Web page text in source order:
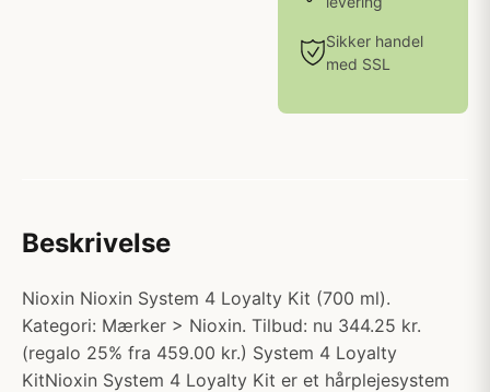
Sikker handel
med SSL
Beskrivelse
Nioxin Nioxin System 4 Loyalty Kit (700 ml).
Kategori: Mærker > Nioxin. Tilbud: nu 344.25 kr.
(regalo 25% fra 459.00 kr.) System 4 Loyalty
KitNioxin System 4 Loyalty Kit er et hårplejesystem